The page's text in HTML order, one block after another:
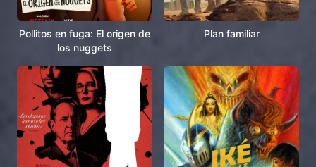
Pollitos en fuga: El origen de
los nuggets
Plan familiar